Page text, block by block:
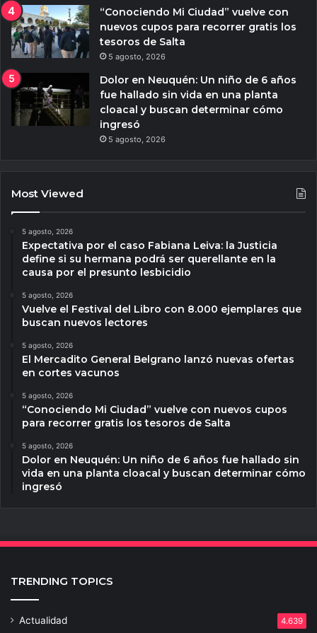
“Conociendo Mi Ciudad” vuelve con
nuevos cupos para recorrer gratis los
tesoros de Salta
5 agosto, 2026
Dolor en Neuquén: Un niño de 6 años
fue hallado sin vida en una planta
cloacal y buscan determinar cómo
ingresó
5 agosto, 2026
Most Viewed
5 agosto, 2026
Expectativa por el caso Fabiana Leiva: la Justicia
define si su hermana podrá ser querellante en la
causa por el presunto lesbicidio
5 agosto, 2026
Vuelve el Festival del Libro con 8.000 ejemplares que
buscan nuevos lectores
5 agosto, 2026
El Mercadito General Belgrano lanzó nuevas ofertas
en cortes vacunos
5 agosto, 2026
“Conociendo Mi Ciudad” vuelve con nuevos cupos
para recorrer gratis los tesoros de Salta
5 agosto, 2026
Dolor en Neuquén: Un niño de 6 años fue hallado sin
vida en una planta cloacal y buscan determinar cómo
ingresó
TRENDING TOPICS
Actualidad 4.639